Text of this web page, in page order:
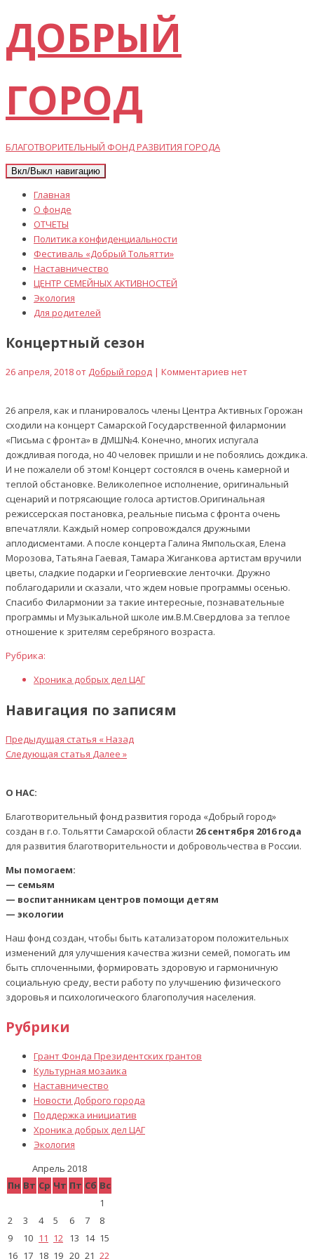
ДОБРЫЙ
ГОРОД
БЛАГОТВОРИТЕЛЬНЫЙ ФОНД РАЗВИТИЯ ГОРОДА
Вкл/Выкл навигацию
Главная
О фонде
ОТЧЕТЫ
Политика конфиденциальности
Фестиваль «Добрый Тольятти»
Наставничество
ЦЕНТР СЕМЕЙНЫХ АКТИВНОСТЕЙ
Экология
Для родителей
Концертный сезон
26 апреля, 2018 от Добрый город | Комментариев нет
26 апреля, как и планировалось члены Центра Активных Горожан
сходили на концерт Самарской Государственной филармонии
«Письма с фронта» в ДМШ№4. Конечно, многих испугала
дождливая погода, но 40 человек пришли и не побоялись дождика.
И не пожалели об этом! Концерт состоялся в очень камерной и
теплой обстановке. Великолепное исполнение, оригинальный
сценарий и потрясающие голоса артистов.Оригинальная
режиссерская постановка, реальные письма с фронта очень
впечатляли. Каждый номер сопровождался дружными
аплодисментами. А после концерта Галина Ямпольская, Елена
Морозова, Татьяна Гаевая, Тамара Жиганкова артистам вручили
цветы, сладкие подарки и Георгиевские ленточки. Дружно
поблагодарили и сказали, что ждем новые программы осенью.
Спасибо Филармонии за такие интересные, познавательные
программы и Музыкальной школе им.В.М.Свердлова за теплое
отношение к зрителям серебряного возраста.
Рубрика:
Хроника добрых дел ЦАГ
Навигация по записям
Предыдущая статья « Назад
Следующая статья Далее »
О НАС:
Благотворительный фонд развития города «Добрый город»
создан в г.о. Тольятти Самарской области 26 сентября 2016 года
для развития благотворительности и добровольчества в России.
Мы помогаем:
— семьям
— воспитанникам центров помощи детям
— экологии
Наш фонд создан, чтобы быть катализатором положительных
изменений для улучшения качества жизни семей, помогать им
быть сплоченными, формировать здоровую и гармоничную
социальную среду, вести работу по улучшению физического
здоровья и психологического благополучия населения.
Рубрики
Грант Фонда Президентских грантов
Культурная мозаика
Наставничество
Новости Доброго города
Поддержка инициатив
Хроника добрых дел ЦАГ
Экология
Апрель 2018
Пн Вт Ср Чт Пт Сб Вс
1
2
3 4 5 6 7
8
9
10 11 12 13 14 15
16 17 18 19 20 21 22